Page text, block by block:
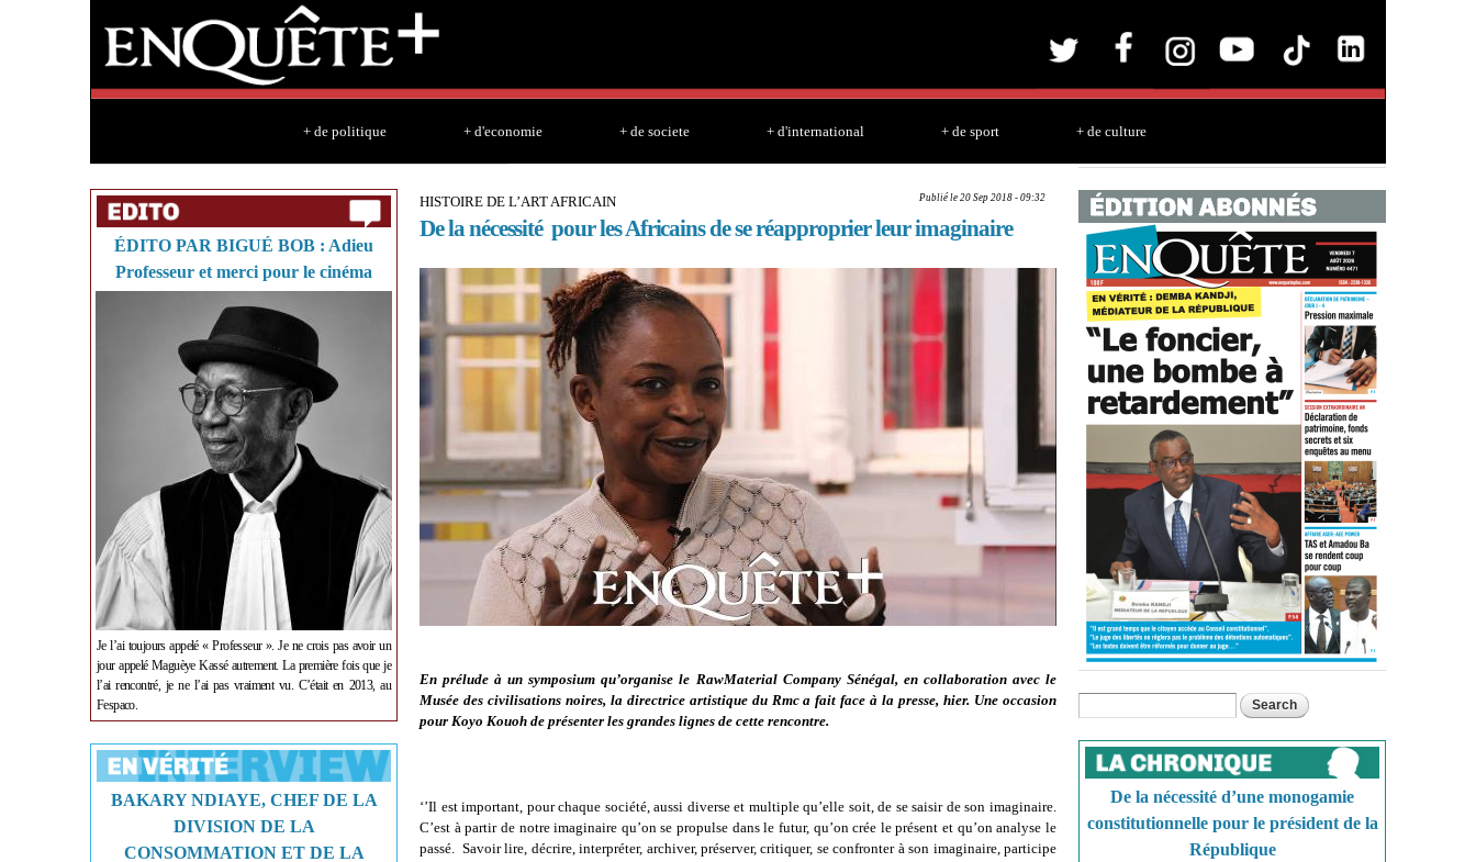
+ de politique + d'economie + de societe + d'international + de sport + de culture
ÉDITO PAR BIGUÉ BOB : Adieu
Professeur et merci pour le cinéma
Je l’ai toujours appelé « Professeur ». Je ne crois pas avoir un
jour appelé Maguèye Kassé autrement. La première fois que je
l’ai rencontré, je ne l’ai pas vraiment vu. C’était en 2013, au
Fespaco.
BAKARY NDIAYE, CHEF DE LA
DIVISION DE LA
CONSOMMATION ET DE LA
Publié le 20 Sep 2018 - 09:32
HISTOIRE DE L’ART AFRICAIN
De la nécessité pour les Africains de se réapproprier leur imaginaire
En prélude à un symposium qu’organise le RawMaterial Company Sénégal, en collaboration avec le
Musée des civilisations noires, la directrice artistique du Rmc a fait face à la presse, hier. Une occasion
pour Koyo Kouoh de présenter les grandes lignes de cette rencontre.
‘’Il est important, pour chaque société, aussi diverse et multiple qu’elle soit, de se saisir de son imaginaire.
C’est à partir de notre imaginaire qu’on se propulse dans le futur, qu’on crée le présent et qu’on analyse le
passé. Savoir lire, décrire, interpréter, archiver, préserver, critiquer, se confronter à son imaginaire, participe
Search form
De la nécessité d’une monogamie
constitutionnelle pour le président de la
République